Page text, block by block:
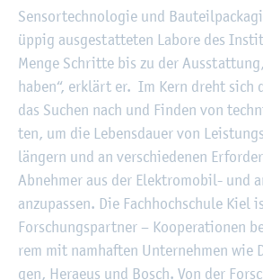
Sen­sor­tech­no­lo­gie und
üppig aus­ge­stat­te­ten La­bo­re des
Menge Schrit­te bis zu der
haben“, er­klärt er. Im Kern dreht sich
das Su­chen nach und Fin­den von
ten, um die Le­bens­dau­er von
län­gern und an ver­schie­de­nen
Ab­neh­mer aus der Elek­tro­mo­bil- und
an­zu­pas­sen. Die Fach­hoch­schu­le Kiel
For­schungs­part­ner – Ko­ope­ra­tio­nen
rem mit nam­haf­ten Un­ter­neh­men wie
gen, Heraeus und Bosch. Von der